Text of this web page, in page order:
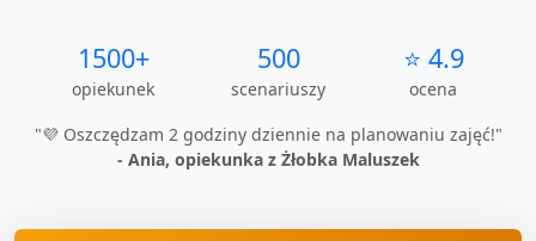
1500+
opiekunek
500
scenariuszy
⭐ 4.9
ocena
"💜 Oszczędzam 2 godziny dziennie na planowaniu zajęć!"
- Ania, opiekunka z Żłobka Maluszek